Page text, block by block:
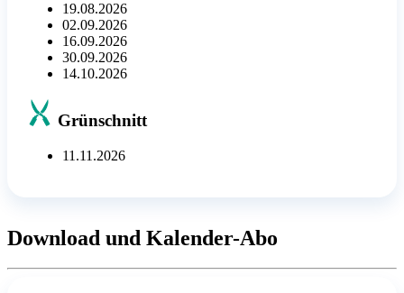
19.08.2026
02.09.2026
16.09.2026
30.09.2026
14.10.2026
Grünschnitt
11.11.2026
Download und Kalender-Abo